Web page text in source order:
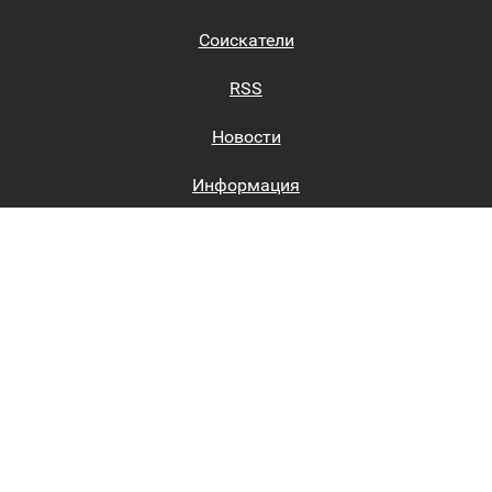
Соискатели
RSS
Новости
Информация